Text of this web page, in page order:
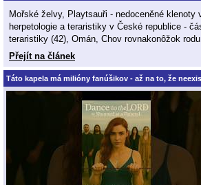
Mořské želvy, Playtsauři - nedoceněné klenoty
herpetologie a teraristiky v České republice -
teraristiky (42), Omán, Chov rovnakonôžok
Přejít na článek
Táto kapela má milióny fanúšikov - až na to, že